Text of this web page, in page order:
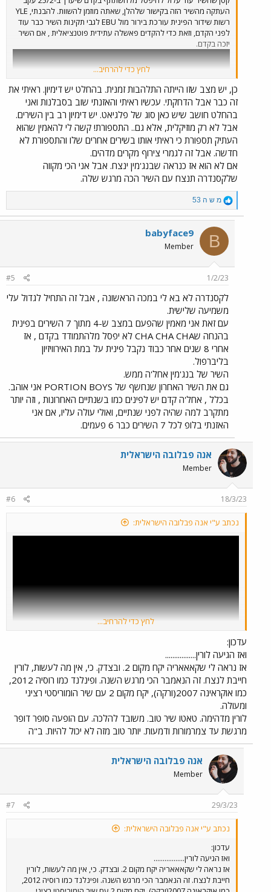
העתקה מהשיר הזה בקישור שלהלן, שאתה מוזמן להשוות. להבנתי, YLE
רשות שידור הפינית עורכת בירור מול EBU לגבי תקינות השיר כבר עוד
לפני הקדם, וזאת כדי להקדים פאשלה עתידית פוטנציאלית , אם השיר
יזכה בקדם.
לחץ כדי להרחיב...
כן, יש מצב שזו הייתה התלהבות זמנית. בהחלט יש דימיון. ראיתי את
זה כבר אבל הדחקתי. עכשיו ראיתי והאזנתי שוב בסבלנות ואני
בהחלט חושב שיש כאן סוג של פלגיאט. יש דימיון רב בין השירים.
אבל לא רק מוזיקלית, אלא גם.. התספורת! קשה לי להאמין שהוא
העתיק תספורת כי ראיתי אותו בשירים אחרים שלו והתספורת לא
חדשה. אבל זה לגמרי צירוף מקרים מדהים.
אם לא הוא אז כנראה שבנג'מין ינצח. אבל אני הכי מקווה
שלקסנדרה תנצח עם השיר הכה מרגש שלה.
R
e
a
c
o
n
s
מ ש ה 53
B
babyface9
Member
1/2/23
#5
לקסנדרה לא בא לי במכה הראשונה , אבל זה התחיל לגדול עלי
משמיעה שלישית.
עם זאת אני מאמין שהפעם במצב ש-4 מתוך 7 השירים בפינית
בהנחה שCHA CHA CHA לא יפסל מלהתמודד בקדם , אז
אחרי 8 שנים אחר כבוד נקבל פינית על במת האירוויזיון
בליברפול.
השיר של בנג'מין אחל'ה ממש.
גם את השיר האחרון שנחשף של PORTION BOYS אני אוהב.
בכלל , אחל'ה קדם יש לפינים כמו בשנתיים האחרונות , וזה יותר
מתקרב למה שהיה לפני שנתיים, ואולי עולה עליו, אם אני
האזנתי בלופ לכל 7 השירים כבר 6 פעמים.
אנה פבלובה הישראלית
Member
18/3/23
#6
נכתב ע"י אנה פבלובה הישראלית:
לחץ כדי להרחיב...
עדכון:
ואז הגיעה לורין.................
אז נראה לי שקאאאריה יקח מקום 2. ובצדק. כי, אין מה לעשות, לורין
חייבת לנצח. זה הנאמבר הכי מרגש השנה. ופינלנד כמו רוסיה 2012,
כמו אוקראינה 2007(ורקה), יקח מקום 2 עם שיר הומוריסטי רציני
ומעולה.
לורין מדהימה. טאטו שיר טוב. משובד להלכה. עם הופעה סופר דופר
מרגשת עד צמרמורות ודמעות. יותר טוב מזה לא יכול להיות. ב"ה
אנה פבלובה הישראלית
Member
29/3/23
#7
נכתב ע"י אנה פבלובה הישראלית:
עדכון:
ואז הגיעה לורין.................
אז נראה לי שקאאאריה יקח מקום 2. ובצדק. כי, אין מה לעשות, לורין
חייבת לנצח. זה הנאמבר הכי מרגש השנה. ופינלנד כמו רוסיה 2012,